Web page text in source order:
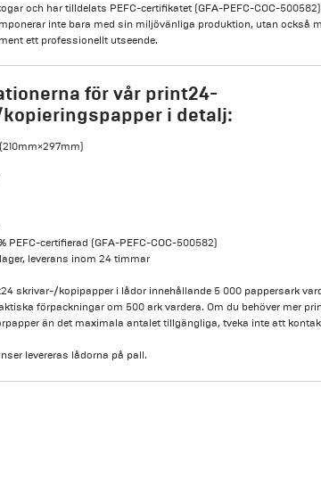
och har tilldelats PEFC-certifikatet (GFA-PEFC-COC-
inte bara med sin miljövänliga produktion, utan också
ett professionellt utseende.
för vår print24-
i detalj:
PEFC-certifierad (GFA-PEFC-COC-500582)
leverans inom 24 timmar
skrivar-/kopipapper i lådor innehållande 5 000 pappersark
förpackningar om 500 ark vardera. Om du behöver mer
än det maximala antalet tillgängliga, tveka inte att
levereras lådorna på pall.